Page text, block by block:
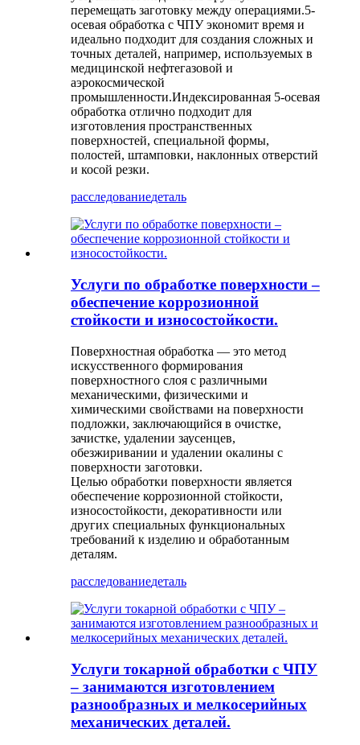
перемещать заготовку между операциями.5-
осевая обработка с ЧПУ экономит время и
идеально подходит для создания сложных и
точных деталей, например, используемых в
медицинской нефтегазовой и
аэрокосмической
промышленности.Индексированная 5-осевая
обработка отлично подходит для
изготовления пространственных
поверхностей, специальной формы,
полостей, штамповки, наклонных отверстий
и косой резки.
расследованиедеталь
Услуги по обработке поверхности –
обеспечение коррозионной
стойкости и износостойкости.
Поверхностная обработка — это метод
искусственного формирования
поверхностного слоя с различными
механическими, физическими и
химическими свойствами на поверхности
подложки, заключающийся в очистке,
зачистке, удалении заусенцев,
обезжиривании и удалении окалины с
поверхности заготовки.
Целью обработки поверхности является
обеспечение коррозионной стойкости,
износостойкости, декоративности или
других специальных функциональных
требований к изделию и обработанным
деталям.
расследованиедеталь
Услуги токарной обработки с ЧПУ
– занимаются изготовлением
разнообразных и мелкосерийных
механических деталей.